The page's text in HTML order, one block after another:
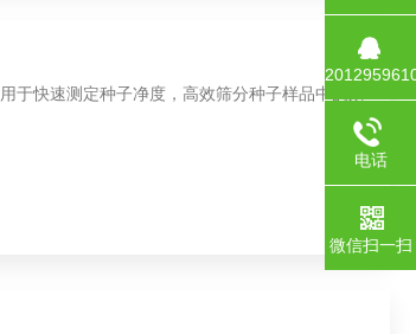
快速测定种子净度，高效筛分种子样品中的杂
电话
微信扫一扫